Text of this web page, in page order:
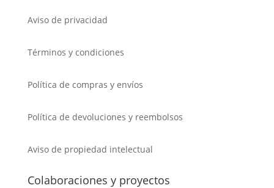
Aviso de privacidad
Términos y condiciones
Política de compras y envíos
Política de devoluciones y reembolsos
Aviso de propiedad intelectual
Colaboraciones y proyectos